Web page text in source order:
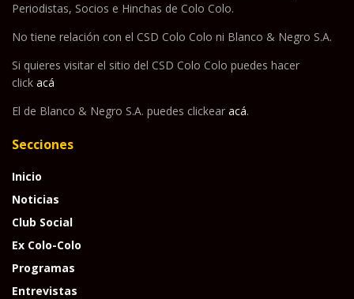
Periodistas, Socios e Hinchas de Colo Colo.
No tiene relación con el CSD Colo Colo ni Blanco & Negro S.A.
Si quieres visitar el sitio del CSD Colo Colo puedes hacer
click acá
El de Blanco & Negro S.A. puedes clickear acá.
Secciones
Inicio
Noticias
Club Social
Ex Colo-Colo
Programas
Entrevistas